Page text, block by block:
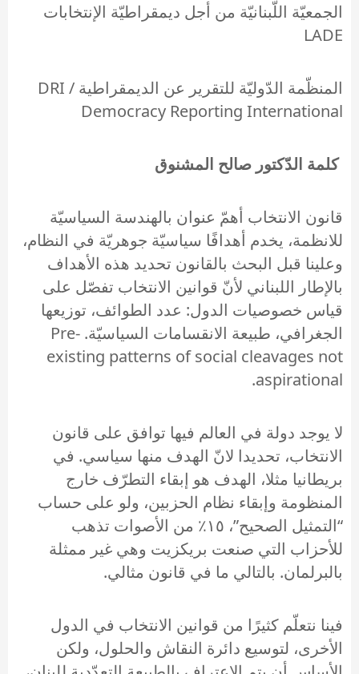
الجمعيّة اللّبنانيّة من أجل ديمقراطيّة الإنتخابات
LADE
المنظّمة الدّوليّة للتقرير عن الديمقراطية DRI /
Democracy Reporting International
كلمة الدّكتور صالح المشنوق
قانون الانتخاب أهمّ عنوان بالهندسة السياسيّة
للانظمة، يخدم أهدافًا سياسيّة جوهريّة في النظام،
وعلينا قبل البحث بالقانون تحديد هذه الأهداف
بالإطار اللبناني لأنّ قوانين الانتخاب تفصّل على
قياس خصوصيات الدول: عدد الطوائف، توزيعها
الجغرافي، طبيعة الانقسامات السياسيّة. Pre-
existing patterns of social cleavages not
aspirational.
لا يوجد دولة في العالم فيها توافق على قانون
الانتخاب، تحديدا لانّ الهدف منها سياسي. في
بريطانيا مثلا، الهدف هو إبقاء التطرّف خارج
المنظومة وإبقاء نظام الحزبين، ولو على حساب
“التمثيل الصحيح”، ١٥٪ من الأصوات تذهب
للأحزاب التي صنعت بريكزيت وهي غير ممثلة
بالبرلمان. بالتالي ما في قانون مثالي.
فينا نتعلّم كثيرًا من قوانين الانتخاب في الدول
الأخرى، لتوسيع دائرة النقاش والحلول، ولكن